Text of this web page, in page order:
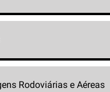
Rodoviárias e Aéreas